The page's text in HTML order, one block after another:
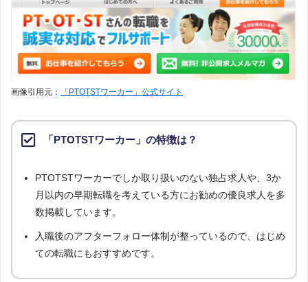
ベネッセMCM PT・OT・ST
お仕事サポート
0
画像引用元： 「PTOTSTワーカー」公式サイト
「PTOTSTワーカー」の特徴は？
PTOTSTワーカーでしか取り扱いのない独占求人や、3か
月以内の早期転職を考えている方にお勧めの優良求人を多
数掲載しています。
入職後のアフターフォロー体制が整っているので、はじめ
ての転職にもおすすめです。